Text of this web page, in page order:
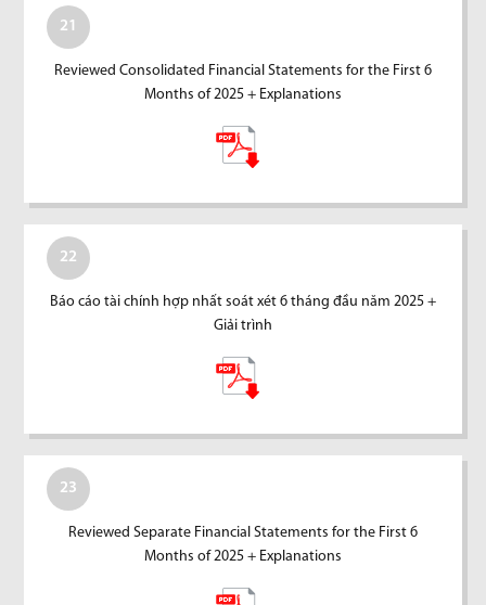
21
Reviewed Consolidated Financial Statements for the First 6
Months of 2025 + Explanations
22
Báo cáo tài chính hợp nhất soát xét 6 tháng đầu năm 2025 +
Giải trình
23
Reviewed Separate Financial Statements for the First 6
Months of 2025 + Explanations